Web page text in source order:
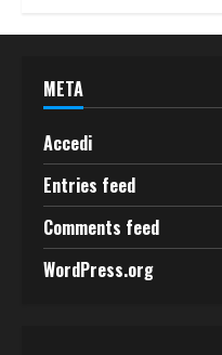
META
Accedi
Entries feed
Comments feed
WordPress.org